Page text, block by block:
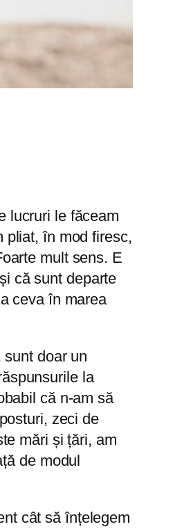
lucruri le făceam
pliat, în mod firesc,
mult sens. E
că sunt departe
ceva în marea
doar un
la
că n-am să
zeci de
mări și țări, am
de modul
cât să înțelegem